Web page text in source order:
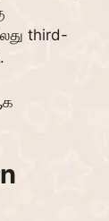
third-